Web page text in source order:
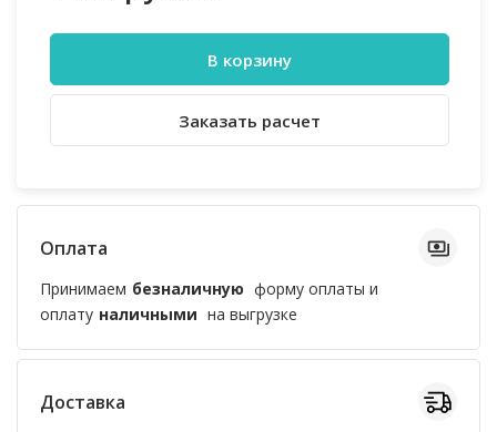
В корзину
Заказать расчет
Оплата
Принимаем безналичную форму оплаты и
оплату наличными на выгрузке
Доставка